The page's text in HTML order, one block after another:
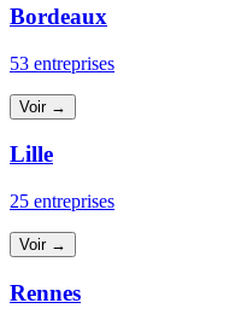
Bordeaux
53 entreprises
Voir →
Lille
25 entreprises
Voir →
Rennes